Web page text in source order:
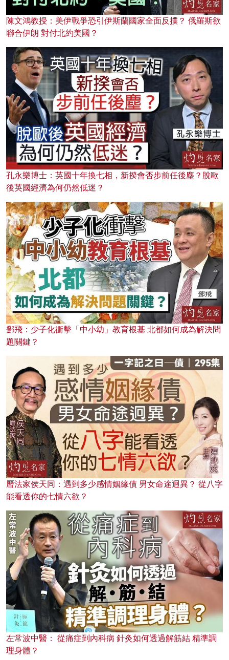
陳文鴻教授：美伊戰爭恐引伊斯蘭國家全面反撲？ 俄羅斯欲
聯合伊朗 對付北約美國？
孔永樂博士：英國十年換七相，新揆會否步前任後塵？脫歐
後英國經濟為何仍然低迷？
鄧飛：少子化衝擊「中小幼」教育根基 北都如何成為解決問
題關鍵？
曆法家侯天同：遇到多少感情姻緣債 男女命途迥異？ 從八字
能看透你的七情六欲？
左常波中醫： 從痛症到內科病 針灸如何透過解筋結 精準調
理身體？